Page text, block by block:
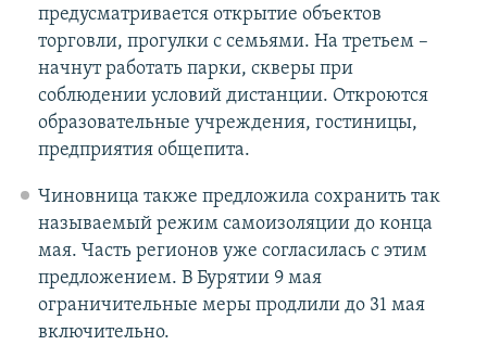
предусматривается открытие объектов
торговли, прогулки с семьями. На третьем –
начнут работать парки, скверы при
соблюдении условий дистанции. Откроются
образовательные учреждения, гостиницы,
предприятия общепита.
Чиновница также предложила сохранить так
называемый режим самоизоляции до конца
мая. Часть регионов уже согласилась с этим
предложением. В Бурятии 9 мая
ограничительные меры продлили до 31 мая
включительно.